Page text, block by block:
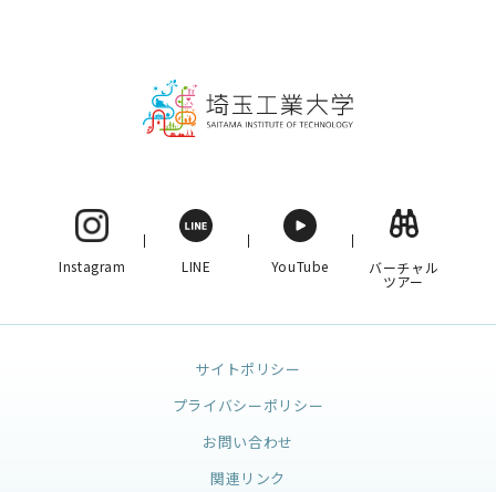
Instagram LINE YouTube バーチャル
ツアー
サイトポリシー
プライバシーポリシー
お問い合わせ
関連リンク